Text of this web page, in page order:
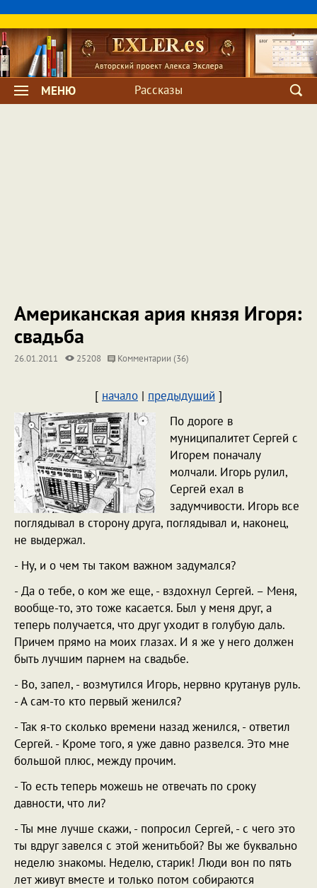
МЕНЮ Рассказы
Американская ария князя Игоря:
свадьба
26.01.2011 25208 Комментарии (36)
[ начало | предыдущий ]
По дороге в
муниципалитет Сергей с
Игорем поначалу
молчали. Игорь рулил,
Сергей ехал в
задумчивости. Игорь все
поглядывал в сторону друга, поглядывал и, наконец,
не выдержал.
- Ну, и о чем ты таком важном задумался?
- Да о тебе, о ком же еще, - вздохнул Сергей. – Меня,
вообще-то, это тоже касается. Был у меня друг, а
теперь получается, что друг уходит в голубую даль.
Причем прямо на моих глазах. И я же у него должен
быть лучшим парнем на свадьбе.
- Во, запел, - возмутился Игорь, нервно крутанув руль.
- А сам-то кто первый женился?
- Так я-то сколько времени назад женился, - ответил
Сергей. - Кроме того, я уже давно развелся. Это мне
большой плюс, между прочим.
- То есть теперь можешь не отвечать по сроку
давности, что ли?
- Ты мне лучше скажи, - попросил Сергей, - с чего это
ты вдруг завелся с этой женитьбой? Вы же буквально
неделю знакомы. Неделю, старик! Люди вон по пять
лет живут вместе и только потом собираются